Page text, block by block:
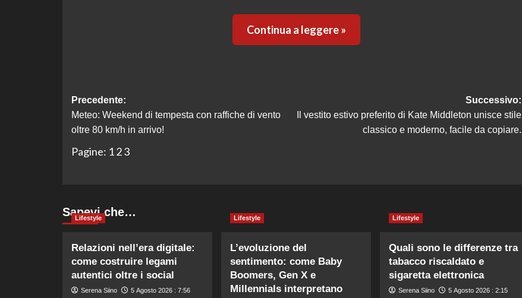
Continua a leggere »
Navigazione
articolo
Precedente:
Meteo: Weekend di tempesta con raffiche di vento
oltre 80 km/h in arrivo!
Successivo:
Il vestito estivo preferito di Kate Middleton unisce stile
classico e moderno, facile da copiare.
Pagine: 1 2 3
Sapevi che…
Lifestyle
Relazioni nell’era digitale:
come costruire legami
autentici oltre i social
Serena Siino 5 Agosto 2026 : 7:56
Lifestyle
L’evoluzione del
sentimento: come Baby
Boomers, Gen X e
Millennials interpretano
Lifestyle
Quali sono le differenze tra
tabacco riscaldato e
sigaretta elettronica
Serena Siino 5 Agosto 2026 : 2:15